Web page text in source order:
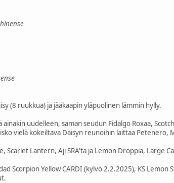
(8 ruukkua) ja jääkaapin yläpuolinen lämmin hylly.
uudelleen, saman seudun Fidalgo Roxaa,
vielä kokeiltava Daisyn reunoihin laittaa Petenero,
Scarlet Lantern, Aji SRA'ta ja Lemon Droppia, Large
Scorpion Yellow CARDI (kylvö 2.2.2025), KS